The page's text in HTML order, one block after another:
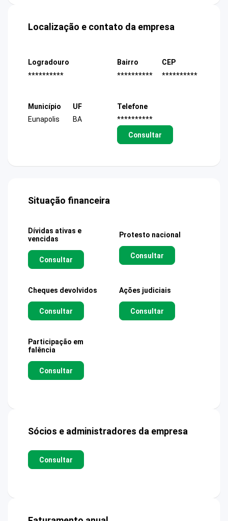
Localização e contato da empresa
Logradouro
**********
Bairro
**********
CEP
**********
Município
Eunapolis
UF
BA
Telefone
**********
Consultar
Situação financeira
Dívidas ativas e
vencidas
Consultar
Protesto nacional
Consultar
Cheques devolvidos
Consultar
Ações judiciais
Consultar
Participação em
falência
Consultar
Sócios e administradores da empresa
Consultar